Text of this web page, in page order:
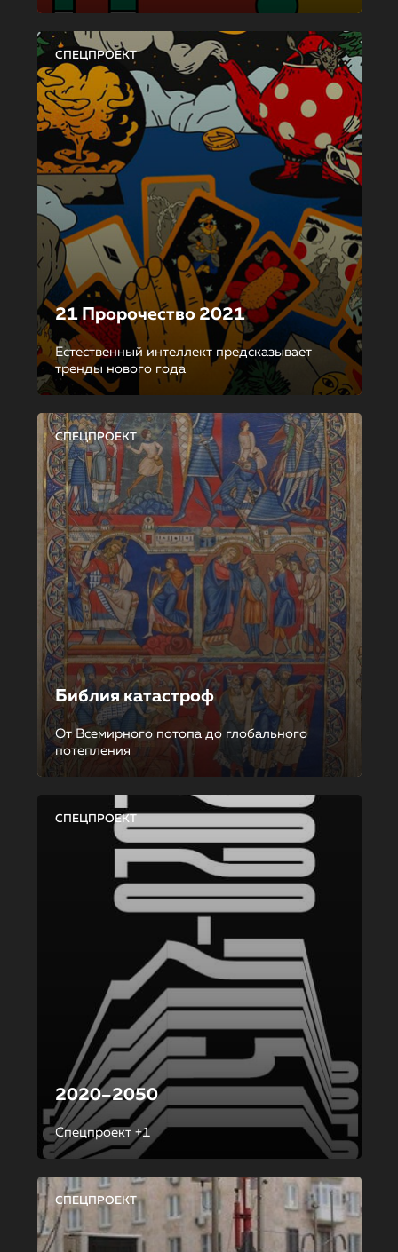
СПЕЦПРОЕКТ
21 Пророчество 2021
Естественный интеллект предсказывает
тренды нового года
СПЕЦПРОЕКТ
Библия катастроф
От Всемирного потопа до глобального
потепления
СПЕЦПРОЕКТ
2020–2050
Спецпроект +1
СПЕЦПРОЕКТ